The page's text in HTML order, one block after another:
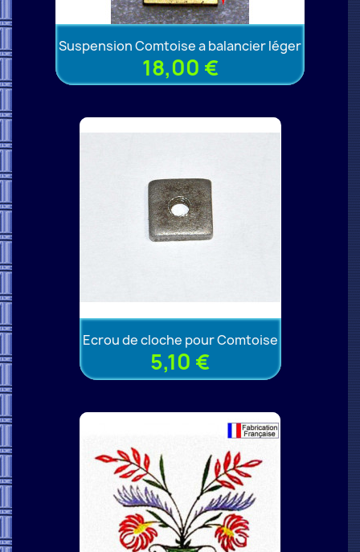
Suspension Comtoise a balancier léger
18,00 €
Ecrou de cloche pour Comtoise
5,10 €